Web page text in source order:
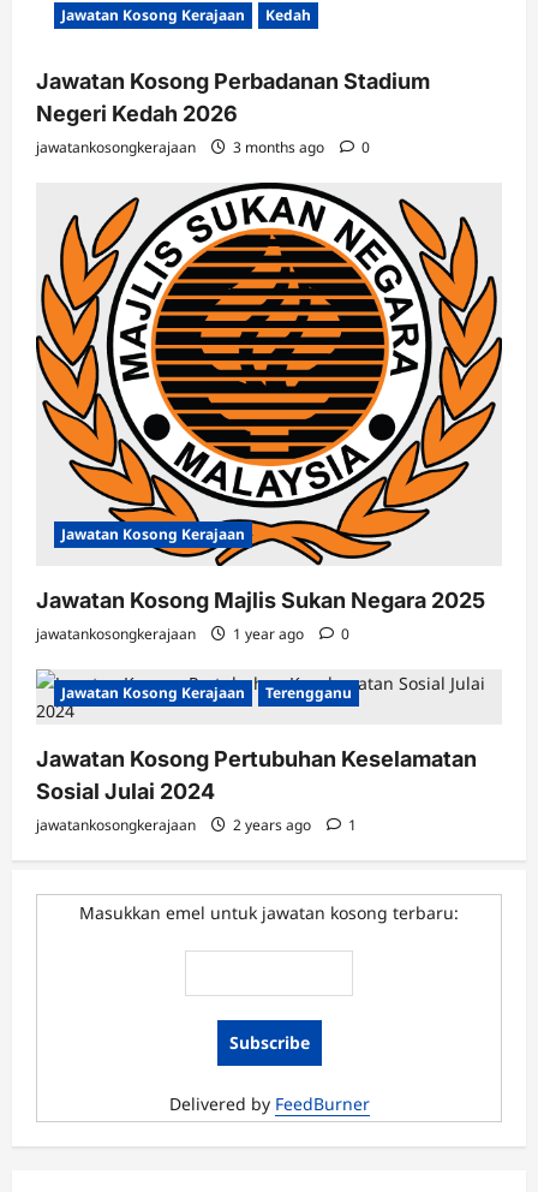
Jawatan Kosong Kerajaan Kedah
Jawatan Kosong Perbadanan Stadium
Negeri Kedah 2026
jawatankosongkerajaan 3 months ago 0
Jawatan Kosong Kerajaan
Jawatan Kosong Majlis Sukan Negara 2025
jawatankosongkerajaan 1 year ago 0
Jawatan Kosong Kerajaan Terengganu
Jawatan Kosong Pertubuhan Keselamatan
Sosial Julai 2024
jawatankosongkerajaan 2 years ago 1
Masukkan emel untuk jawatan kosong terbaru:
Delivered by FeedBurner